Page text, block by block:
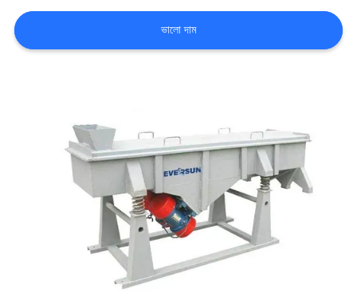
উদ্ধৃতির
সাইটম্যাপ
ভালো দাম